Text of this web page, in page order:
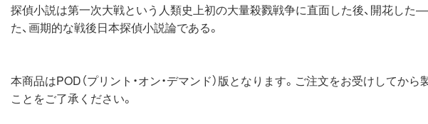
探偵小説は第一次大戦という人類史上初の大量殺戮戦争に直面した後、開花し
た、画期的な戦後日本探偵小説論である。
本商品はPOD（プリント・オン・デマンド）版となります。ご注文をお受けしてか
ことをご了承ください。